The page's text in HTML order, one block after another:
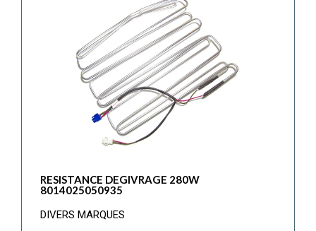
RESISTANCE DEGIVRAGE 280W
8014025050935
DIVERS MARQUES